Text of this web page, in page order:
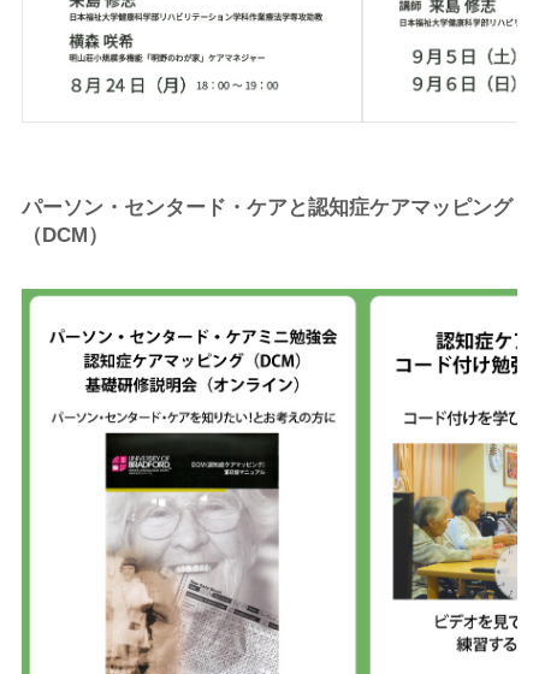
パーソン・センタード・ケアと認知症ケアマッピング
（DCM）